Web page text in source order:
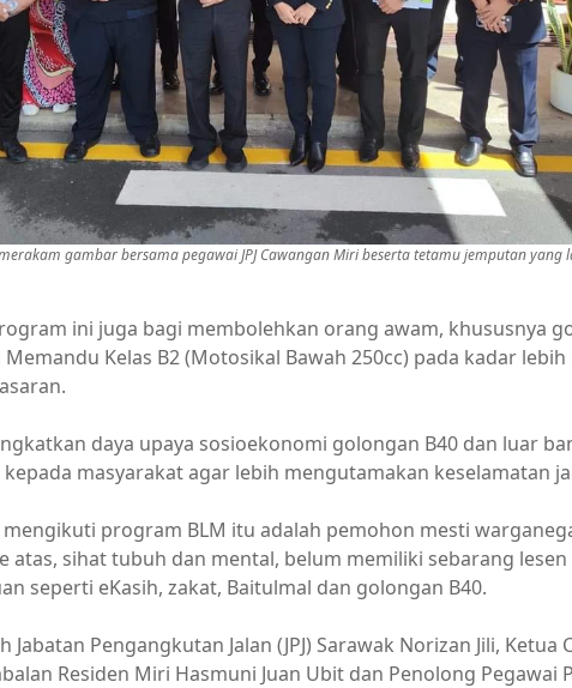
gambar bersama pegawai JPJ Cawangan Miri beserta tetamu jemputan yang
ini juga bagi membolehkan orang awam, khususnya
Kelas B2 (Motosikal Bawah 250cc) pada kadar
daya upaya sosioekonomi golongan B40 dan luar
masyarakat agar lebih mengutamakan keselamatan
program BLM itu adalah pemohon mesti
atas, sihat tubuh dan mental, belum memiliki sebarang
seperti eKasih, zakat, Baitulmal dan golongan B40.
Pengangkutan Jalan (JPJ) Sarawak Norizan Jili, Ketua
Residen Miri Hasmuni Juan Ubit dan Penolong Pegawai